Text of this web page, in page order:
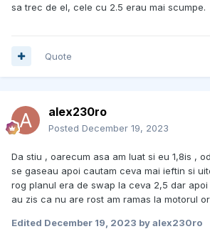
sa trec de el, cele cu 2.5 erau mai scumpe.
Quote
alex230ro
Posted December 19, 2023
Da stiu , oarecum asa am luat si eu 1,8is ,
se gaseau apoi cautam ceva mai ieftin si
rog planul era de swap la ceva 2,5 dar
au zis ca nu are rost am ramas la motorul
Edited December 19, 2023 by alex230ro